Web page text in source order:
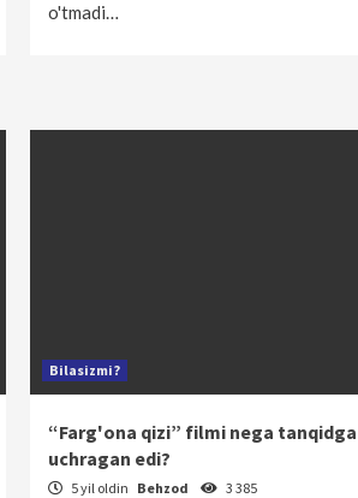
o'tmadi…
Bilasizmi?
“Farg'ona qizi” filmi nega tanqidga
uchragan edi?
5 yil oldin Behzod 3 385